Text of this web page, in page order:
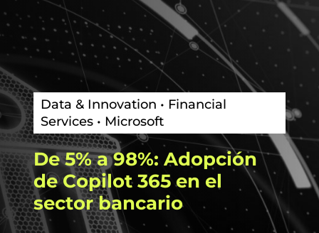
Data & Innovation • Financial
Services • Microsoft
De 5% a 98%: Adopción
de Copilot 365 en el
sector bancario